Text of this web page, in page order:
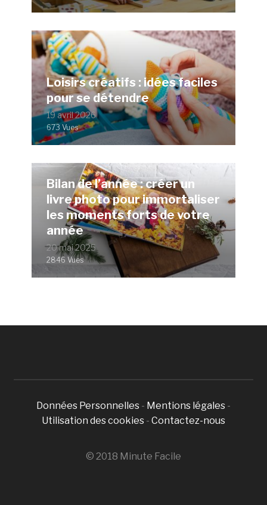
Loisirs créatifs : idées faciles
pour se détendre
19 avril 2026
673 Vues
Bilan de l’année : créer un
livre photo pour immortaliser
les moments forts de votre
année
20 mai 2025
2846 Vues
Données Personnelles - Mentions légales -
Utilisation des cookies - Contactez-nous
© 2018 Minute Facile